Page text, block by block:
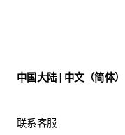
中国大陆 | 中文（简体）
联系客服